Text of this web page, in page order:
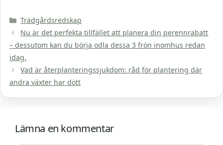
Kategorier
Trädgårdsredskap
Nu är det perfekta tillfället att planera din perennrabatt
– dessutom kan du börja odla dessa 3 frön inomhus redan
idag.
Vad är återplanteringssjukdom: råd för plantering där
andra växter har dött
Lämna en kommentar